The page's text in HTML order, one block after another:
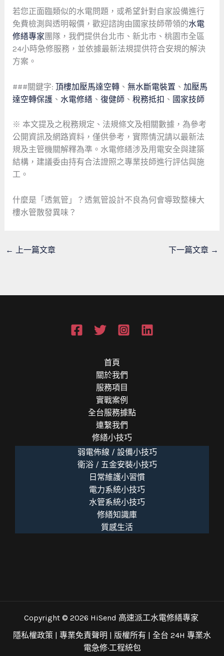
若您正面臨類似的水電問題，或希望針對自家設備進行
免費檢測與透明報價，歡迎諮詢由國家技師帶領的水電
修繕專家 團隊，我們提供台北市、新北市、桃園市全區
24小時急修服務，並依據最新法規提供符合安規的解決
方案。
###關鍵字: 頂樓加壓馬達空轉、 無水斷電裝置 、 加壓馬
達空轉保護、 水電修繕、 復健師、 稅務抵扣 、 國家技師
※ 本文提及之稅務規定、法規條文及相關數據，為參考
公開資訊及網路資料，僅供參考，實際情況請以最新法
規及主管機關解釋為準。水電修繕涉及用電安全與建築
結構，建議委由持有合法證照之專業技師進行評估與施
工。
什麼是「透氣管」？透氣管設計不良為何會導致整棟大
樓水管散發異味？
← 上一篇文章 下一篇文章 →
首頁
關於我們
服務項目
實戰案例
全台服務據點
連繫我們
修繕小技巧
弱電佈線 / 設備小技巧
衛浴 / 五金安裝小技巧
日常維護小習慣
電力系統小技巧
水管系統小技巧
修繕知識庫
質感生活
Copyright © 2026 HiSend 高速派工水電修繕專家
隱私權政策 | 專業免責聲明 | 版權所有 | 全台 24H 專業水
電急修·工程統包